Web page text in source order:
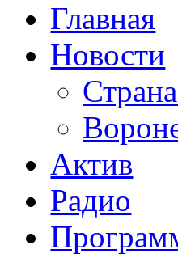
Главная
Новости
Актив
Радио